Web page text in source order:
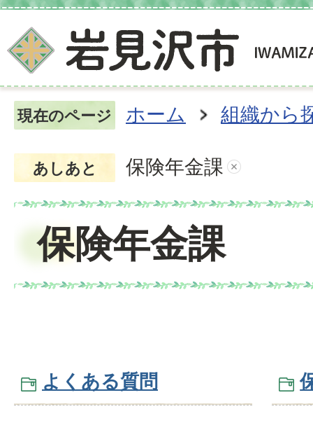
現在のページ ホーム 組織から
あしあと 保険年金課
保険年金課
よくある質問